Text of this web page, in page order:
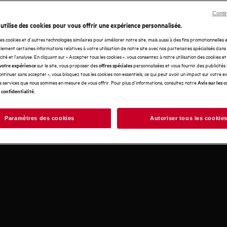
robot
l'un de nos produits connectés, nous souhaitons
claires et compréhensibles sur les données du
des cookies pour vous offrir une expérience personnalisée.
cookies et d'autres technologies similaires pour améliorer notre site, mais aussi à des fins promotionnelles
certaines informations relatives à votre utilisation de notre site avec nos partenaires spécialisés dans
et l'analyse. En cliquant sur « Accepter tous les cookies », vous consentez à notre utilisation des cookies
expériencesur le site, vous proposer desoffres spécialespersonnalisées et vous fournir des publicités
sans accepter », vous bloquez tous les cookies non essentiels, ce qui peut avoir un impact sur votre
services que nous sommes en mesure de vous offrir. Pour plus d'informations, consultez notreAvis sur les
confidentialité
Paramètres des cookies Autoriser tous les cookies